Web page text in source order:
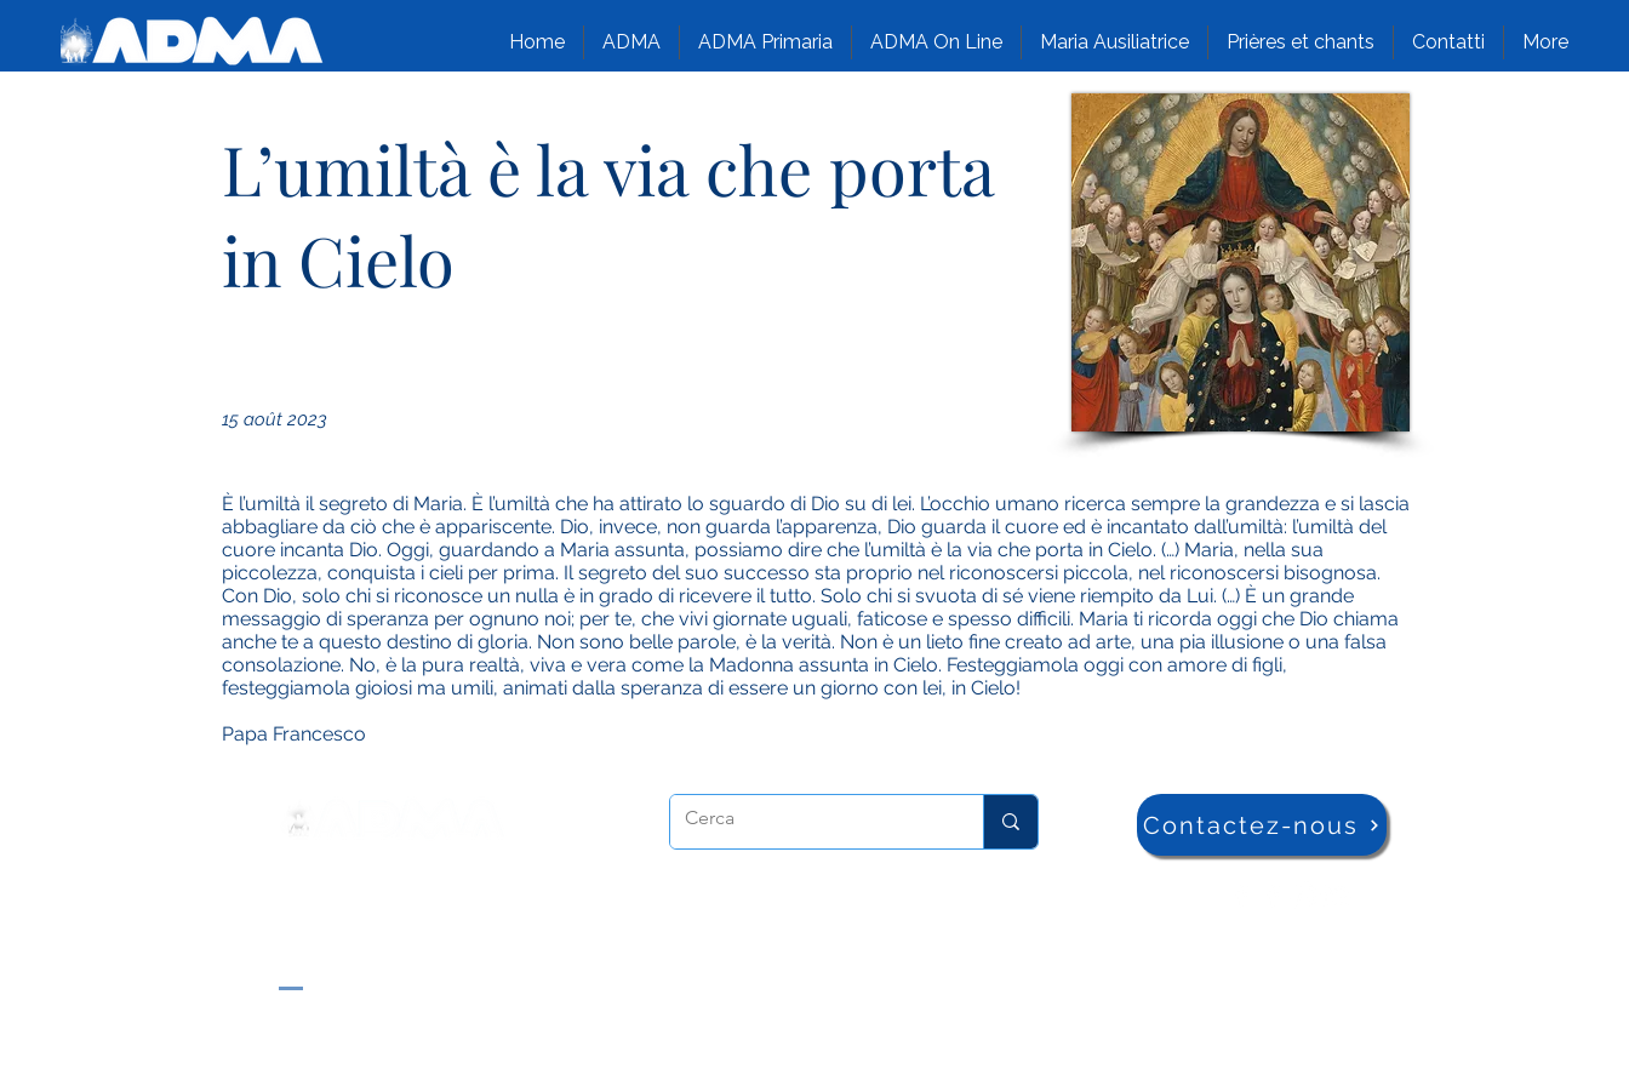
Home ADMA ADMA Primaria ADMA On Line Maria Ausiliatrice Prières et chants Contatti More
L’umiltà è la via che porta
in Cielo
15 août 2023
È l’umiltà il segreto di Maria. È l’umiltà che ha attirato lo sguardo di Dio su di lei. L’occhio umano ricerca sempre la grandezza e si lascia
abbagliare da ciò che è appariscente. Dio, invece, non guarda l’apparenza, Dio guarda il cuore ed è incantato dall’umiltà: l’umiltà del
cuore incanta Dio. Oggi, guardando a Maria assunta, possiamo dire che l’umiltà è la via che porta in Cielo. (…) Maria, nella sua
piccolezza, conquista i cieli per prima. Il segreto del suo successo sta proprio nel riconoscersi piccola, nel riconoscersi bisognosa.
Con Dio, solo chi si riconosce un nulla è in grado di ricevere il tutto. Solo chi si svuota di sé viene riempito da Lui. (…) È un grande
messaggio di speranza per ognuno noi; per te, che vivi giornate uguali, faticose e spesso difficili. Maria ti ricorda oggi che Dio chiama
anche te a questo destino di gloria. Non sono belle parole, è la verità. Non è un lieto fine creato ad arte, una pia illusione o una falsa
consolazione. No, è la pura realtà, viva e vera come la Madonna assunta in Cielo. Festeggiamola oggi con amore di figli,
festeggiamola gioiosi ma umili, animati dalla speranza di essere un giorno con lei, in Cielo!
Papa Francesco
Contactez-nous